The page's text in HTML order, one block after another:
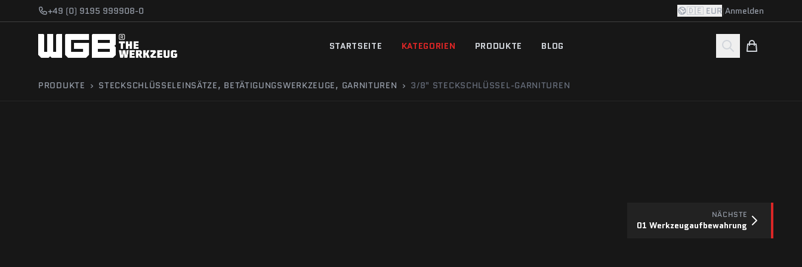
Zum Hauptinhalt springen
+49 (0) 9195 999908-0 🇩🇪 EUR|Anmelden
STARTSEITE KATEGORIEN PRODUKTE BLOG
PRODUKTE › STECKSCHLÜSSELEINSÄTZE, BETÄTIGUNGSWERKZEUGE, GARNITUREN › 3/8" STECKSCHLÜSSEL-GARNITUREN
NÄCHSTE
01 Werkzeugaufbewahrung